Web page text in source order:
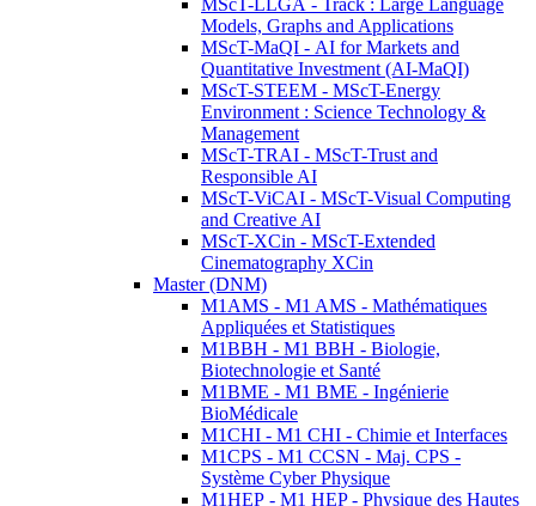
MScT-LLGA - Track : Large Language
Models, Graphs and Applications
MScT-MaQI - AI for Markets and
Quantitative Investment (AI-MaQI)
MScT-STEEM - MScT-Energy
Environment : Science Technology &
Management
MScT-TRAI - MScT-Trust and
Responsible AI
MScT-ViCAI - MScT-Visual Computing
and Creative AI
MScT-XCin - MScT-Extended
Cinematography XCin
Master (DNM)
M1AMS - M1 AMS - Mathématiques
Appliquées et Statistiques
M1BBH - M1 BBH - Biologie,
Biotechnologie et Santé
M1BME - M1 BME - Ingénierie
BioMédicale
M1CHI - M1 CHI - Chimie et Interfaces
M1CPS - M1 CCSN - Maj. CPS -
Système Cyber Physique
M1HEP - M1 HEP - Physique des Hautes